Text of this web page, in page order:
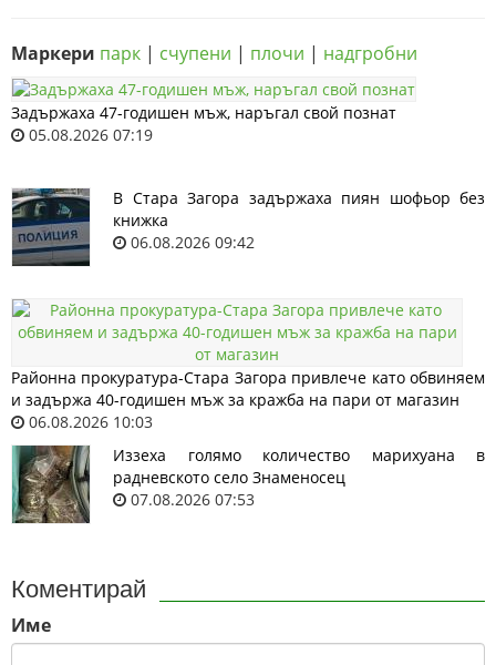
Маркери парк | счупени | плочи | надгробни
Задържаха 47-годишен мъж, наръгал свой познат
05.08.2026 07:19
В Стара Загора задържаха пиян шофьор без
книжка
06.08.2026 09:42
Районна прокуратура-Стара Загора привлече като обвиняем
и задържа 40-годишен мъж за кражба на пари от магазин
06.08.2026 10:03
Иззеха голямо количество марихуана в
радневското село Знаменосец
07.08.2026 07:53
Коментирай
Име